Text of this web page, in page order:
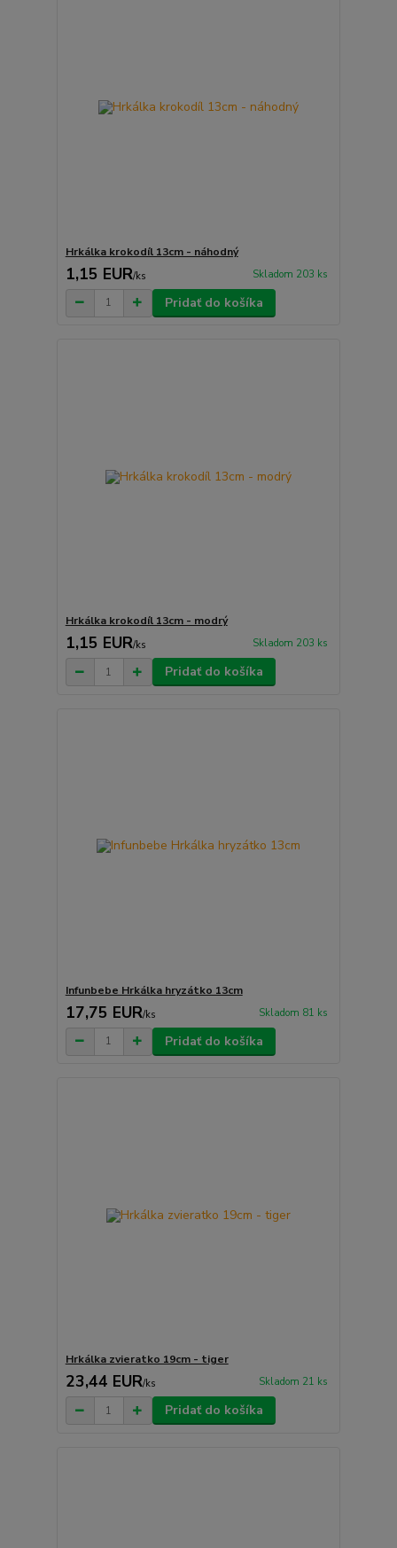
Hrkálka krokodíl 13cm - náhodný
1,15 EUR/ks Skladom 203 ks
Pridať do košíka
Hrkálka krokodíl 13cm - modrý
1,15 EUR/ks Skladom 203 ks
Pridať do košíka
Infunbebe Hrkálka hryzátko 13cm
17,75 EUR/ks Skladom 81 ks
Pridať do košíka
Hrkálka zvieratko 19cm - tiger
23,44 EUR/ks Skladom 21 ks
Pridať do košíka